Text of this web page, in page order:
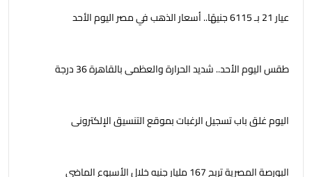
عيار 21 بـ 6115 جنيهًا.. أسعار الذهب في مصر اليوم الأحد
طقس اليوم الأحد.. شديد الحرارة والعظمى بالقاهرة 36 درجة
اليوم غلق باب تسجيل الرغبات بموقع التنسيق الإلكترونى
البورصة المصرية تربح 167 مليار جنيه خلال الأسبوع الماضى